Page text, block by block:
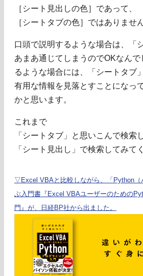
［シート見出しの色］であって、
［シートタブの色］ではありません
口頭で説明するような場合は、「
あまあ通じてしまうのでOKなん
るような場合には、「シートタブ
有用な情報を見落とすことになっ
かと思います。
これまで
「シートタブ」と思いこんで検索
「シート見出し」で検索してみて
▽Excel VBAと比較しながら、「Python（
ぶ入門書『Excel VBAユーザーのための
門』が、日経BP社から出ました。